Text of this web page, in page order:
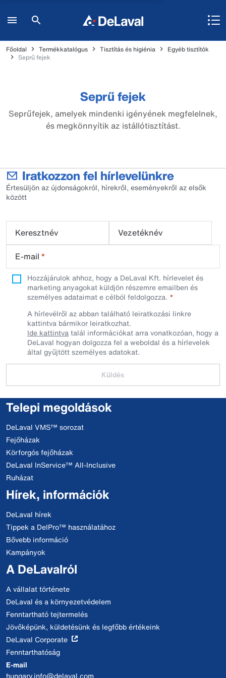
Főoldal Termékkatalógus Tisztítás és higiénia
Egyéb tisztítók
Seprű fejek
Seprű fejek
Seprűfejek, amelyek mindenki igényének megfelelnek,
és megkönnyítik az istállótisztítást.
Iratkozzon fel hírlevelünkre
Értesüljön az újdonságokról, hírekről, eseményekről az elsők
között
Keresztnév
Vezetéknév
E-mail *
Hozzájárulok ahhoz, hogy a DeLaval Kft. hírlevelet és
marketing anyagokat küldjön részemre emailben és
személyes adataimat e célból feldolgozza.
A hírlevélről az abban található leiratkozási linkre
kattintva bármikor leiratkozhat.
Ide kattintvatalál információkat arra vonatkozóan, hogy a
DeLaval hogyan dolgozza fel a weboldal és a hírlevelek
által gyűjtött személyes adatokat.
Küldés
Telepi megoldások
DeLaval VMS™ sorozat
Fejőházak
Körforgós fejőházak
DeLaval InService™ All-Inclusive
Ruházat
Hírek, információk
DeLaval hírek
Tippek a DelPro™ használatához
Bővebb információ
Kampányok
A DeLavalról
A vállalat története
DeLaval és a környezetvédelem
Fenntartható tejtermelés
Jövőképünk, küldetésünk és legfőbb értékeink
DeLaval Corporate
Fenntarthatóság
E-mail
hungary.info@delaval.com